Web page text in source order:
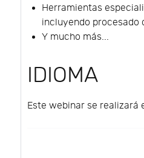
Herramientas
incluyendo procesado
Y mucho más...
IDIOMA
Este webinar se realizará